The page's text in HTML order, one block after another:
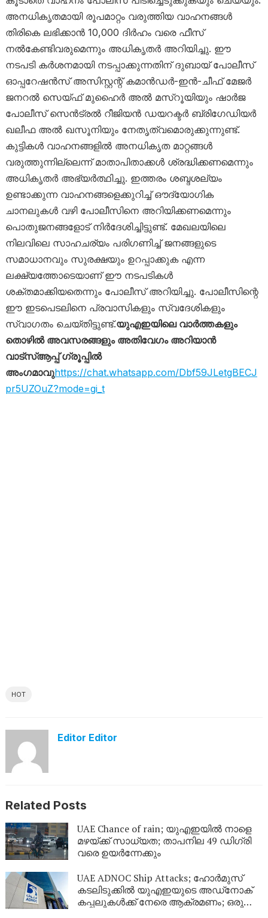
അനധികൃതമായി രൂപമാറ്റം വരുത്തിയ വാഹനങ്ങൾ
തിരികെ ലഭിക്കാൻ 10,000 ദിർഹം വരെ ഫീസ്
നൽകേണ്ടിവരുമെന്നും അധികൃതർ അറിയിച്ചു. ഈ
നടപടി കർശനമായി നടപ്പാക്കുന്നതിന് ദുബായ് പോലീസ്
ഓപ്പറേഷൻസ് അസിസ്റ്റന്റ് കമാൻഡർ-ഇൻ-ചീഫ് മേജർ
ജനറൽ സെയ്ഫ് മുഹൈർ അൽ മസ്‌റൂയിയും ഷാർജ
പോലീസ് സെൻട്രൽ റീജിയൻ ഡയറക്ടർ ബ്രിഗേഡിയർ
ഖലീഫ അൽ ഖസൂനിയും നേതൃത്വമൊരുക്കുന്നുണ്ട്.
കുട്ടികൾ വാഹനങ്ങളിൽ അനധികൃത മാറ്റങ്ങൾ
വരുത്തുന്നില്ലെന്ന് മാതാപിതാക്കൾ ശ്രദ്ധിക്കണമെന്നും
അധികൃതർ അഭ്യർത്ഥിച്ചു. ഇത്തരം ശബ്ദശല്യം
ഉണ്ടാക്കുന്ന വാഹനങ്ങളെക്കുറിച്ച് ഔദ്യോഗിക
ചാനലുകൾ വഴി പോലീസിനെ അറിയിക്കണമെന്നും
പൊതുജനങ്ങളോട് നിർദേശിച്ചിട്ടുണ്ട്. മേഖലയിലെ
നിലവിലെ സാഹചര്യം പരിഗണിച്ച് ജനങ്ങളുടെ
സമാധാനവും സുരക്ഷയും ഉറപ്പാക്കുക എന്ന
ലക്ഷ്യത്തോടെയാണ് ഈ നടപടികൾ
ശക്തമാക്കിയതെന്നും പോലീസ് അറിയിച്ചു. പോലീസിന്റെ
ഈ ഇടപെടലിനെ പ്രവാസികളും സ്വദേശികളും
സ്വാഗതം ചെയ്തിട്ടുണ്ട്.യുഎഇയിലെ വാർത്തകളും
തൊഴിൽ അവസരങ്ങളും അതിവേഗം അറിയാൻ
വാട്സ്ആപ്പ് ഗ്രൂപ്പിൽ
അംഗമാവുhttps://chat.whatsapp.com/Dbf59JLetgBECJ
pr5UZOuZ?mode=gi_t
HOT
Editor Editor
Related Posts
UAE Chance of rain; യുഎഇയിൽ നാളെ
മഴയ്ക്ക് സാധ്യത; താപനില 49 ഡിഗ്രി
വരെ ഉയർന്നേക്കും
UAE ADNOC Ship Attacks; ഹോർമുസ്
കടലിടുക്കിൽ യുഎഇയുടെ അഡ്‌നോക്
കപ്പലുകൾക്ക് നേരെ ആക്രമണം; ഒരു